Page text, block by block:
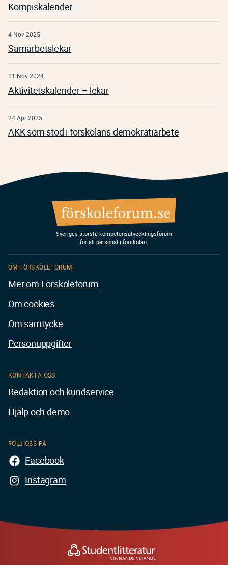
Kompiskalender
4 Nov 2025
Samarbetslekar
11 Nov 2024
Aktivitetskalender – lekar
24 Apr 2025
AKK som stöd i förskolans demokratiarbete
Sveriges största kompetensutvecklingsforum
för all personal i förskolan.
KONTAKTA OSS
Redaktion och kundservice
Hjälp och demo
FÖLJ OSS PÅ
Facebook
Instagram
OM FÖRSKOLEFORUM
Mer om Förskoleforum
Om cookies
Om samtycke
Personuppgifter